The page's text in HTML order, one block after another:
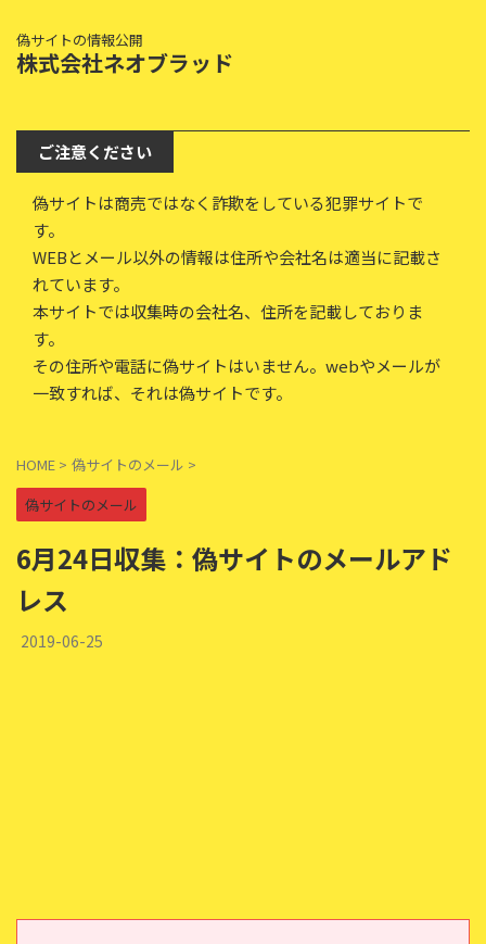
偽サイトの情報公開
株式会社ネオブラッド
ご注意ください
偽サイトは商売ではなく詐欺をしている犯罪サイトで
す。
WEBとメール以外の情報は住所や会社名は適当に記載さ
れています。
本サイトでは収集時の会社名、住所を記載しておりま
す。
その住所や電話に偽サイトはいません。webやメールが
一致すれば、それは偽サイトです。
HOME > 偽サイトのメール >
偽サイトのメール
6月24日収集：偽サイトのメールアド
レス
2019-06-25